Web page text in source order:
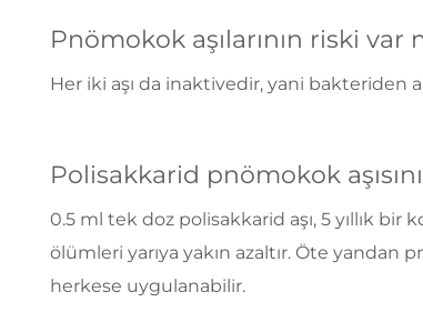
Pnömokok aşılarının riski var
Her iki aşı da inaktivedir, yani bakteriden
Polisakkarid pnömokok
0.5 ml tek doz polisakkarid aşı, 5 yıllık
ölümleri yarıya yakın azaltır. Öte yandan
herkese uygulanabilir.